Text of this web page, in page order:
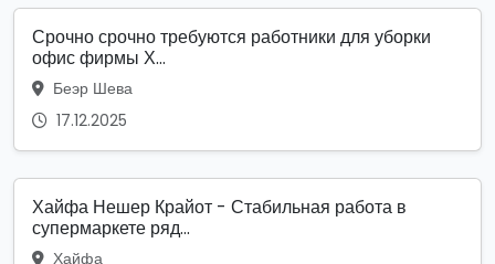
Срочно срочно требуются работники для уборки
офис фирмы Х...
Беэр Шева
17.12.2025
Хайфа Нешер Крайот - Стабильная работа в
супермаркете ряд...
Хайфа